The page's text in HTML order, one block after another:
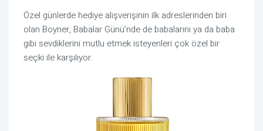
Özel günlerde hediye alışverişinin ilk adreslerinden biri
olan Boyner, Babalar Günü’nde de babalarını ya da baba
gibi sevdiklerini mutlu etmek isteyenleri çok özel bir
seçki ile karşılıyor.